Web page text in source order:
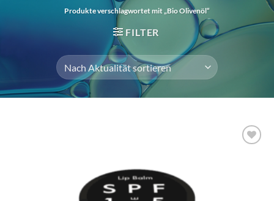
Produkte verschlagwortet mit „Bio Olivenöl“
FILTER